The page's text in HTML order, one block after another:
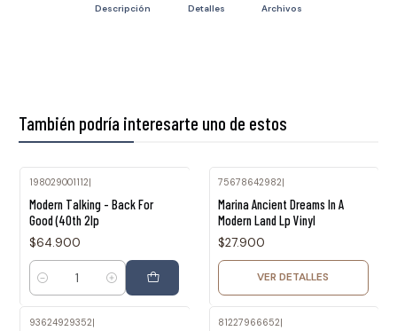
Descripción Detalles Archivos
También podría interesarte uno de estos
198029001112|
Modern Talking - Back For
Good (40th 2lp
$64.900
Cantidad
75678642982|
Marina Ancient Dreams In A
Modern Land Lp Vinyl
$27.900
VER DETALLES
93624929352| 81227966652|